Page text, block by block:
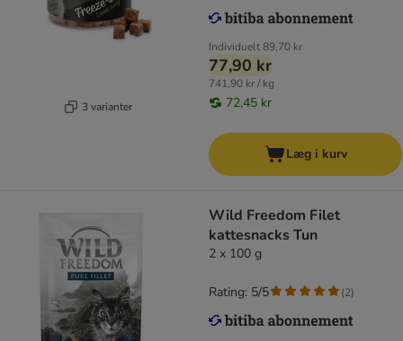
3 varianter
Individuelt89,70 kr
77,90 kr
741,90 kr / kg
72,45 kr
Læg i kurv
Wild Freedom Filet
kattesnacks Tun
2 x 100 g
Rating: 5/5 (2)